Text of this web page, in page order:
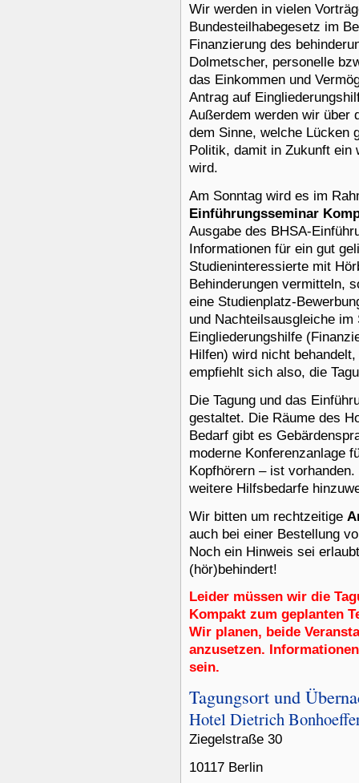
Wir werden in vielen
Bundesteilhabegesetz im
Finanzierung des
Dolmetscher, personelle
das Einkommen und
Antrag auf
Außerdem werden wir über
dem Sinne, welche Lücken
Politik, damit in Zukunft
wird.
Am Sonntag wird es im
Einführungsseminar
Ausgabe des BHSA-
Informationen für ein gut
Studieninteressierte mit
Behinderungen vermitteln,
eine Studienplatz-
und Nachteilsausgleiche
Eingliederungshilfe
Hilfen) wird nicht
empfiehlt sich also, die
Die Tagung und das
gestaltet. Die Räume des
Bedarf gibt es
moderne Konferenzanlage
Kopfhörern – ist
weitere Hilfsbedarfe
Wir bitten um rechtzeitige
auch bei einer Bestellung
Noch ein Hinweis sei
(hör)behindert!
Leider müssen wir die
Kompakt zum geplanten
Wir planen, beide
anzusetzen.
sein.
Tagungsort und
Hotel Dietrich
Ziegelstraße 30
10117 Berlin